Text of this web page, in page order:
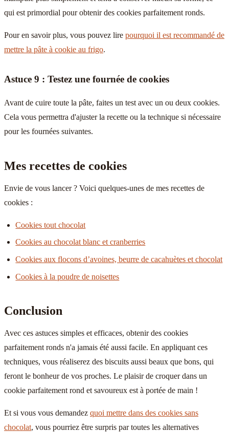
qui est primordial pour obtenir des cookies parfaitement ronds.
Pour en savoir plus, vous pouvez lire pourquoi il est recommandé de
mettre la pâte à cookie au frigo.
Astuce 9 : Testez une fournée de cookies
Avant de cuire toute la pâte, faites un test avec un ou deux cookies.
Cela vous permettra d'ajuster la recette ou la technique si nécessaire
pour les fournées suivantes.
Mes recettes de cookies
Envie de vous lancer ? Voici quelques-unes de mes recettes de
cookies :
Cookies tout chocolat
Cookies au chocolat blanc et cranberries
Cookies aux flocons d’avoines, beurre de cacahuètes et chocolat
Cookies à la poudre de noisettes
Conclusion
Avec ces astuces simples et efficaces, obtenir des cookies
parfaitement ronds n'a jamais été aussi facile. En appliquant ces
techniques, vous réaliserez des biscuits aussi beaux que bons, qui
feront le bonheur de vos proches. Le plaisir de croquer dans un
cookie parfaitement rond et savoureux est à portée de main !
Et si vous vous demandez quoi mettre dans des cookies sans
chocolat, vous pourriez être surpris par toutes les alternatives